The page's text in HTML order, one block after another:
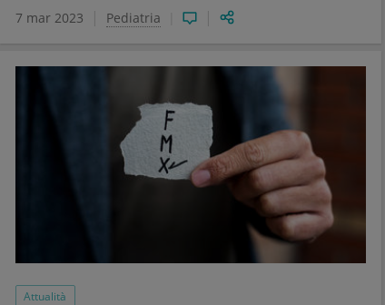
7 mar 2023 Pediatria
Attualità